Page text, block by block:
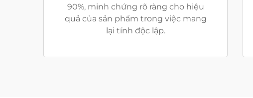
90%, minh chứng rõ ràng cho hiệu
quả của sản phẩm trong việc mang
lại tính độc lập.